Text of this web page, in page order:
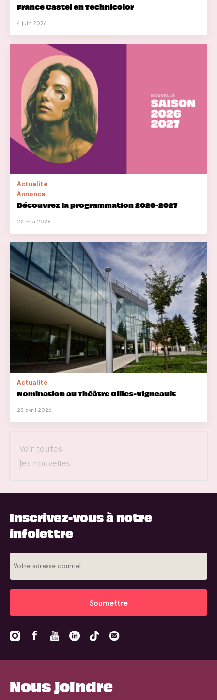
France Castel en Technicolor
4 juin 2026
Actualité
Annonce
Découvrez la programmation 2026-2027
22 mai 2026
Actualité
Nomination au Théâtre Gilles-Vigneault
28 avril 2026
Voir toutes
les nouvelles
Inscrivez-vous à notre
infolettre
Soumettre
Nous joindre